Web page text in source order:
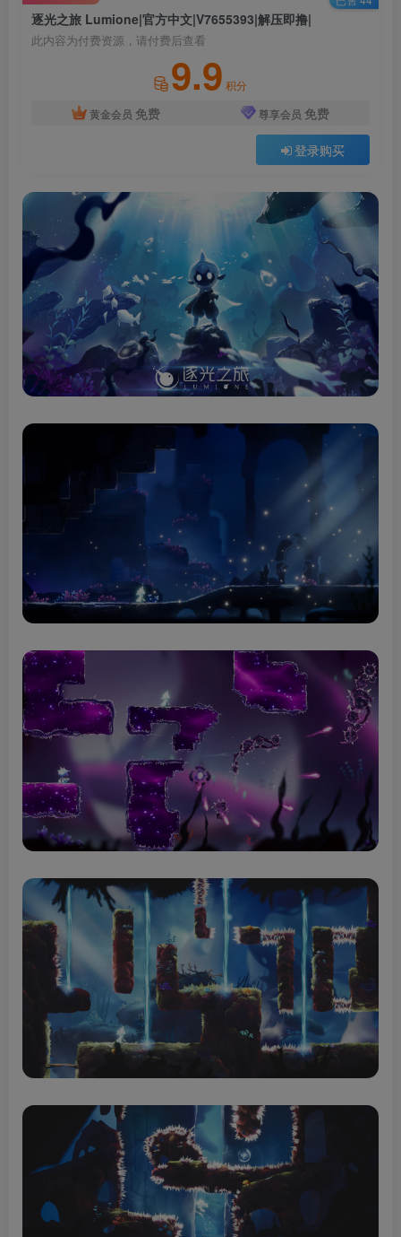
逐光之旅 Lumione|官方中文|V7655393|解压即撸|
此内容为付费资源，请付费后查看
9.9 积分
黄金会员 免费 尊享会员 免费
登录购买